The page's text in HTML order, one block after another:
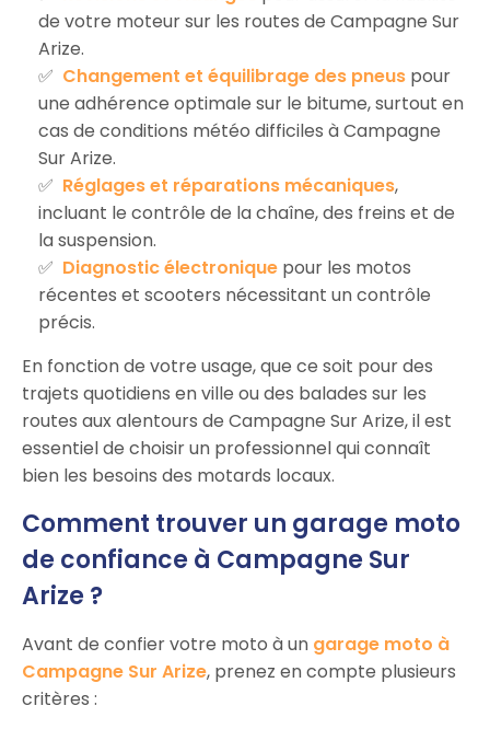
de votre moteur sur les routes de Campagne Sur
Arize.
Changement et équilibrage des pneus pour
une adhérence optimale sur le bitume, surtout en
cas de conditions météo difficiles à Campagne
Sur Arize.
Réglages et réparations mécaniques,
incluant le contrôle de la chaîne, des freins et de
la suspension.
Diagnostic électronique pour les motos
récentes et scooters nécessitant un contrôle
précis.
En fonction de votre usage, que ce soit pour des
trajets quotidiens en ville ou des balades sur les
routes aux alentours de Campagne Sur Arize, il est
essentiel de choisir un professionnel qui connaît
bien les besoins des motards locaux.
Comment trouver un garage moto
de confiance à Campagne Sur
Arize ?
Avant de confier votre moto à un garage moto à
Campagne Sur Arize, prenez en compte plusieurs
critères :